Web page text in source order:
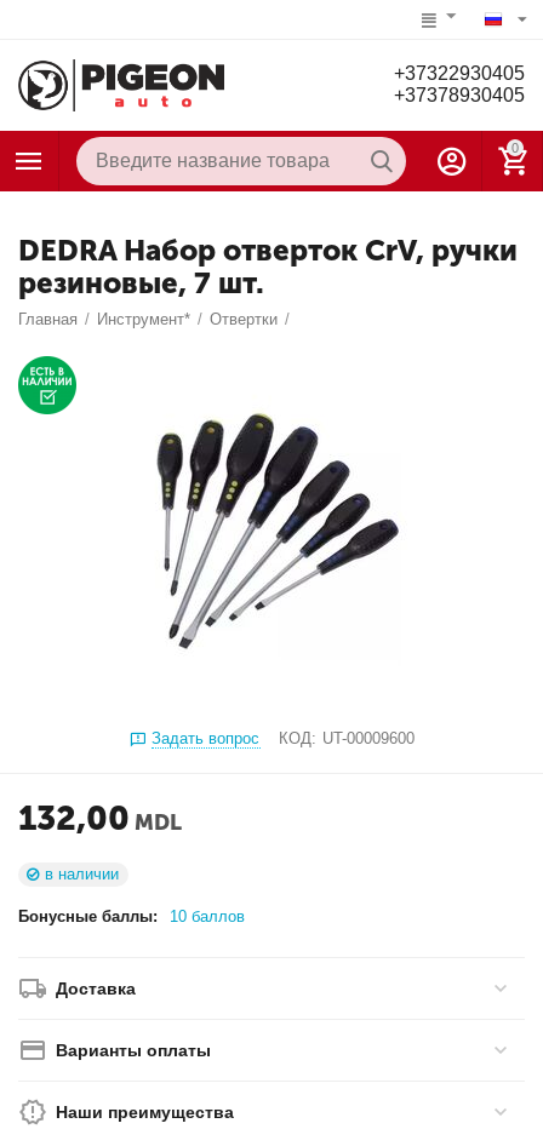
+37322930405
+37378930405
0
DEDRA Набор отверток CrV, ручки
резиновые, 7 шт.
Главная / Инструмент* / Отвертки /
Задать вопрос КОД: UT-00009600
132,00 MDL
в наличии
Бонусные баллы: 10 баллов
Доставка
Варианты оплаты
Наши преимущества